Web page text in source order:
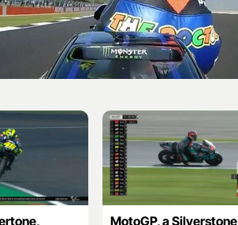
MotoGP, a Silverstone